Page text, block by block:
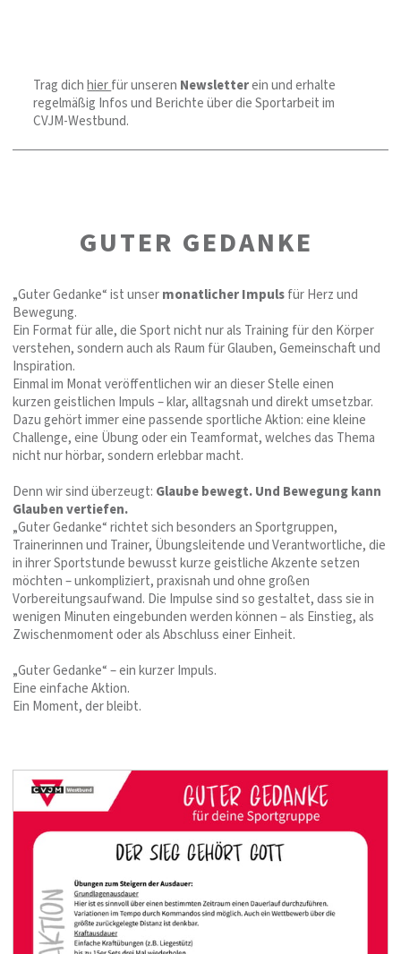
Trag dichhierfür unseren Newsletterein und erhalte
regelmäßig Infos und Berichte über die Sportarbeit im
CVJM-Westbund.
GUTER GEDANKE
„Guter Gedanke“ ist unsermonatlicher Impulsfür Herz und
Bewegung.
Ein Format für alle, die Sport nicht nur als Training für den Körper
verstehen, sondern auch als Raum für Glauben, Gemeinschaft und
Inspiration.
Einmal im Monat veröffentlichen wir an dieser Stelle einen
kurzen geistlichen Impuls – klar, alltagsnah und direkt umsetzbar.
Dazu gehört immer eine passende sportliche Aktion: eine kleine
Challenge, eine Übung oder ein Teamformat, welches das Thema
nicht nur hörbar, sondern erlebbar macht.
Denn wir sind überzeugt: Glaube bewegt. Und Bewegung kann
Glauben vertiefen.
„Guter Gedanke“ richtet sich besonders an Sportgruppen,
Trainerinnen und Trainer, Übungsleitende und Verantwortliche, die
in ihrer Sportstunde bewusst kurze geistliche Akzente setzen
möchten – unkompliziert, praxisnah und ohne großen
Vorbereitungsaufwand. Die Impulse sind so gestaltet, dass sie in
wenigen Minuten eingebunden werden können – als Einstieg, als
Zwischenmoment oder als Abschluss einer Einheit.
„Guter Gedanke“ – ein kurzer Impuls.
Eine einfache Aktion.
Ein Moment, der bleibt.